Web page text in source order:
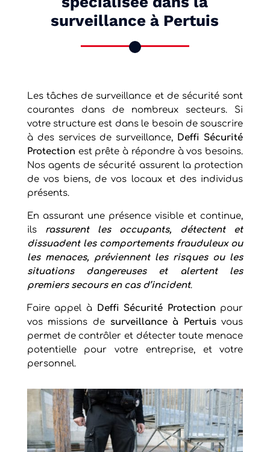
surveillance à Pertuis
Les tâches de surveillance et de sécurité sont
courantes dans de nombreux secteurs. Si
votre structure est dans le besoin de souscrire
à des services de surveillance, Deffi Sécurité
Protection est prête à répondre à vos besoins.
Nos agents de sécurité assurent la protection
de vos biens, de vos locaux et des individus
présents.
En assurant une présence visible et continue,
ils rassurent les occupants, détectent et
dissuadent les comportements frauduleux ou
les menaces, préviennent les risques ou les
situations dangereuses et alertent les
premiers secours en cas d’incident.
Faire appel à Deffi Sécurité Protection pour
vos missions de surveillance à Pertuisvous
permet de contrôler et détecter toute menace
potentielle pour votre entreprise, et votre
personnel.